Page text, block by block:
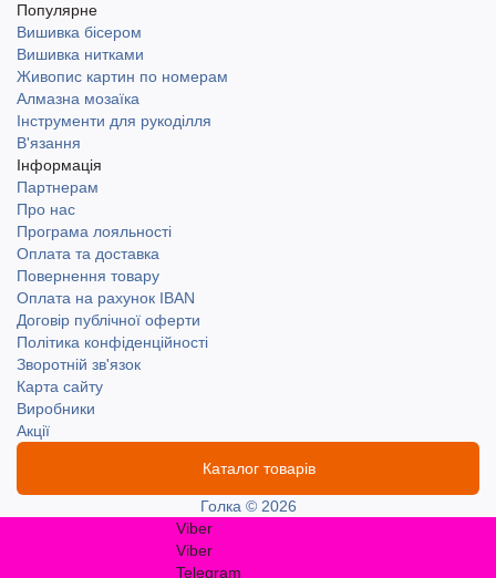
Популярне
Вишивка бісером
Вишивка нитками
Живопис картин по номерам
Алмазна мозаїка
Інструменти для рукоділля
В'язання
Інформація
Партнерам
Про нас
Програма лояльності
Оплата та доставка
Повернення товару
Оплата на рахунок IBAN
Договір публічної оферти
Політика конфіденційності
Зворотній зв'язок
Карта сайту
Виробники
Акції
Каталог товарів
Голка © 2026
Viber
Viber
Telegram